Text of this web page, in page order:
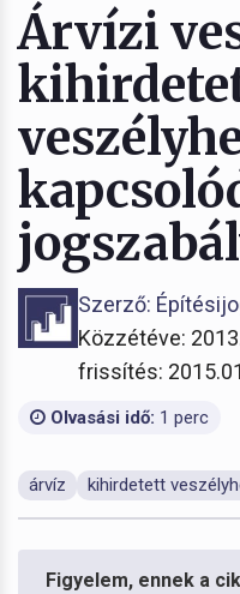
Árvízi
Szerző:
Közzétéve:
frissítés:
Olvasási idő: 1 perc
árvíz kihirdetett
Figyelem, ennek a